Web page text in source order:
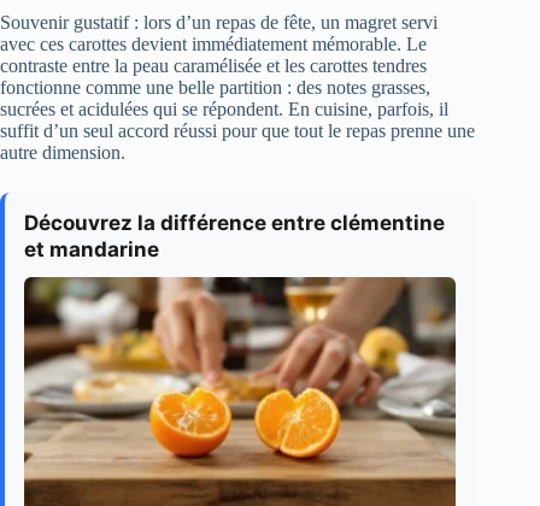
Souvenir gustatif : lors d’un repas de fête, un magret servi
avec ces carottes devient immédiatement mémorable. Le
contraste entre la peau caramélisée et les carottes tendres
fonctionne comme une belle partition : des notes grasses,
sucrées et acidulées qui se répondent. En cuisine, parfois, il
suffit d’un seul accord réussi pour que tout le repas prenne une
autre dimension.
Découvrez la différence entre clémentine
et mandarine